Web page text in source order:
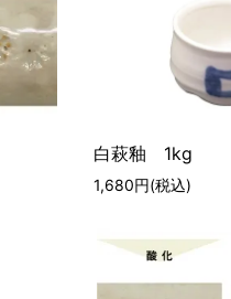
白萩釉 1kg
1,680円(税込)